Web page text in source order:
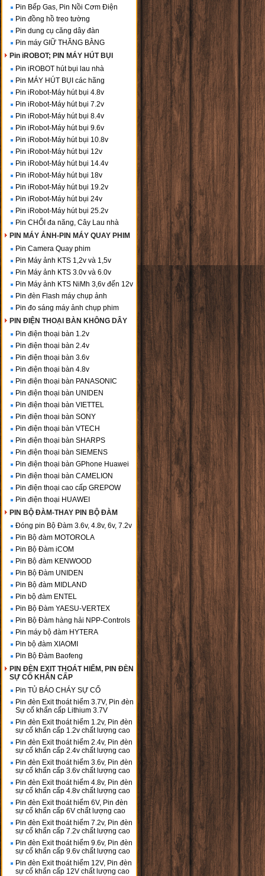
Pin Bếp Gas, Pin Nồi Cơm Điện
Pin đồng hồ treo tường
Pin dung cụ căng dây đàn
Pin máy GIỮ THĂNG BẰNG
Pin iROBOT; PIN MÁY HÚT BỤI
Pin iROBOT hút bụi lau nhà
Pin MÁY HÚT BỤI các hãng
Pin iRobot-Máy hút bụi 4.8v
Pin iRobot-Máy hút bụi 7.2v
Pin iRobot-Máy hút bụi 8.4v
Pin iRobot-Máy hút bụi 9.6v
Pin iRobot-Máy hút bụi 10.8v
Pin iRobot-Máy hút bụi 12v
Pin iRobot-Máy hút bụi 14.4v
Pin iRobot-Máy hút bụi 18v
Pin iRobot-Máy hút bụi 19.2v
Pin iRobot-Máy hút bụi 24v
Pin iRobot-Máy hút bụi 25.2v
Pin CHỔI đa năng, Cây Lau nhà
PIN MÁY ẢNH-PIN MÁY QUAY PHIM
Pin Camera Quay phim
Pin Máy ảnh KTS 1,2v và 1,5v
Pin Máy ảnh KTS 3.0v và 6.0v
Pin Máy ảnh KTS NiMh 3,6v đến 12v
Pin đèn Flash máy chụp ảnh
Pin đo sáng máy ảnh chụp phim
PIN ĐIỆN THOẠI BÀN KHÔNG DÂY
Pin điện thoại bàn 1.2v
Pin điện thoại bàn 2.4v
Pin điện thoại bàn 3.6v
Pin điện thoại bàn 4.8v
Pin điện thoại bàn PANASONIC
Pin điện thoại bàn UNIDEN
Pin điện thoại bàn VIETTEL
Pin điện thoại bàn SONY
Pin điện thoại bàn VTECH
Pin điện thoại bàn SHARPS
Pin điện thoại bàn SIEMENS
Pin điện thoại bàn GPhone Huawei
Pin điện thoại bàn CAMELION
Pin điện thoại cao cấp GREPOW
Pin điện thoại HUAWEI
PIN BỘ ĐÀM-THAY PIN BỘ ĐÀM
Đóng pin Bộ Đàm 3.6v, 4.8v, 6v, 7.2v
Pin Bộ đàm MOTOROLA
Pin Bộ Đàm iCOM
Pin Bộ đàm KENWOOD
Pin Bộ Đàm UNIDEN
Pin Bộ đàm MIDLAND
Pin bộ đàm ENTEL
Pin Bộ Đàm YAESU-VERTEX
Pin Bộ Đàm hàng hải NPP-Controls
Pin máy bộ đàm HYTERA
Pin bộ đàm XIAOMI
Pin Bộ Đàm Baofeng
PIN ĐÈN EXIT THOÁT HIỂM, PIN ĐÈN
SỰ CỐ KHẨN CẤP
Pin TỦ BÁO CHÁY SỰ CỐ
Pin đèn Exit thoát hiểm 3.7V, Pin đèn
Sự cố khẩn cấp Lithium 3.7V
Pin đèn Exit thoát hiểm 1.2v, Pin đèn
sự cố khẩn cấp 1.2v chất lượng cao
Pin đèn Exit thoát hiểm 2.4v, Pin đèn
sự cố khẩn cấp 2.4v chất lượng cao
Pin đèn Exit thoát hiểm 3.6v, Pin đèn
sự cố khẩn cấp 3.6v chất lượng cao
Pin đèn Exit thoát hiểm 4.8v, Pin đèn
sự cố khẩn cấp 4.8v chất lượng cao
Pin đèn Exit thoát hiểm 6V, Pin đèn
sự cố khẩn cấp 6V chất lượng cao
Pin đèn Exit thoát hiểm 7.2v, Pin đèn
sự cố khẩn cấp 7.2v chất lượng cao
Pin đèn Exit thoát hiểm 9.6v, Pin đèn
sự cố khẩn cấp 9.6v chất lượng cao
Pin đèn Exit thoát hiểm 12V, Pin đèn
sự cố khẩn cấp 12V chất lượng cao